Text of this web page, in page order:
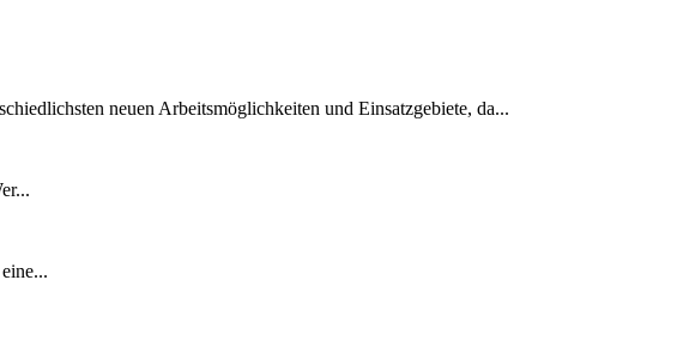
neuen Arbeitsmöglichkeiten und Einsatzgebiete, da...